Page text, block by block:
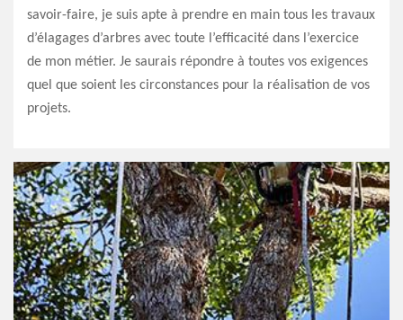
savoir-faire, je suis apte à prendre en main tous les travaux
d’élagages d’arbres avec toute l’efficacité dans l’exercice
de mon métier. Je saurais répondre à toutes vos exigences
quel que soient les circonstances pour la réalisation de vos
projets.